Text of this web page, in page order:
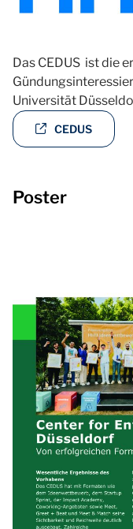
Das CEDUS ist die
Universität
CEDUS
Poster